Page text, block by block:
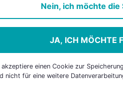
registrieren, um
freizuschalten.
Nein, ich möchte
JA, ICH MÖCHTE
akzeptiere einen Cookie zur
nicht für eine weitere